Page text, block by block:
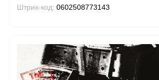
Штрих-код: 0602508773143